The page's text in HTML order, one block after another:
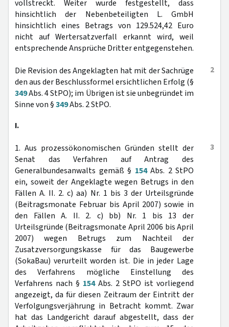
vollstreckt. Weiter wurde festgestellt, dass
hinsichtlich der Nebenbeteiligten L. GmbH
hinsichtlich eines Betrags von 129.524,42 Euro
nicht auf Wertersatzverfall erkannt wird, weil
entsprechende Ansprüche Dritter entgegenstehen.
2
Die Revision des Angeklagten hat mit der Sachrüge
den aus der Beschlussformel ersichtlichen Erfolg (§
349Abs. 4 StPO); im Übrigen ist sie unbegründet im
Sinne von §349Abs. 2 StPO.
I.
3
1. Aus prozessökonomischen Gründen stellt der
Senat das Verfahren auf Antrag des
Generalbundesanwalts gemäß § 154Abs. 2 StPO
ein, soweit der Angeklagte wegen Betrugs in den
Fällen A. II. 2. c) aa) Nr. 1 bis 3 der Urteilsgründe
(Beitragsmonate Februar bis April 2007) sowie in
den Fällen A. II. 2. c) bb) Nr. 1 bis 13 der
Urteilsgründe (Beitragsmonate April 2006 bis April
2007) wegen Betrugs zum Nachteil der
Zusatzversorgungskasse für das Baugewerbe
(SokaBau) verurteilt worden ist. Die in jeder Lage
des Verfahrens mögliche Einstellung des
Verfahrens nach § 154Abs. 2 StPO ist vorliegend
angezeigt, da für diesen Zeitraum der Eintritt der
Verfolgungsverjährung in Betracht kommt. Zwar
hat das Landgericht darauf abgestellt, dass der